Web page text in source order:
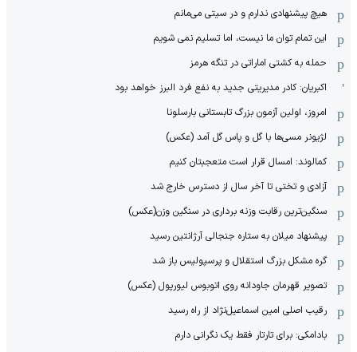
هیچ پیشنهادی ندارم و در سیتی می‌مانم
این تمام توان ما نیست، اما تسلیم نمی شویم
حمله به کشتی اماراتی در تنگه هرمز
اکبریان: کادر مدیریتی جدید به نفع فرد البرز خواهد بود
امروز، اولین آزمون بزرگ تابستانی بارسلونا
لژیونر مسی‌ها با گل و پاس گل آمد (عکس)
کمالوند: امسال قرار است متعجبتان کنیم
آزادی و تختی تا آخر سال از دسترس خارج شد
سنگین‌ترین رقابت وزنه برداری در سنگین وزن(عکس)
پیشنهاد میلان به ستاره جنجالی آرژانتین رسید
گره مشکل بزرگ استقلال و پرسپولیس باز شد
تصویر قهرمان جاودانه روی اتوبوس لیورپول (عکس)
رقیب اصلی امین اسماعیل‌نژاد از راه رسید
بادامکی: برای تارتار فقط یک نگرانی دارم